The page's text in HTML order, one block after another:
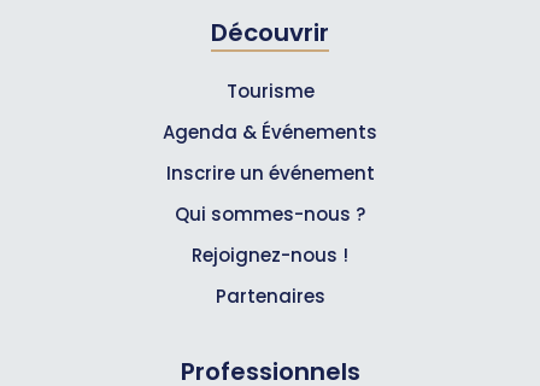
Découvrir
Tourisme
Agenda & Événements
Inscrire un événement
Qui sommes-nous ?
Rejoignez-nous !
Partenaires
Professionnels